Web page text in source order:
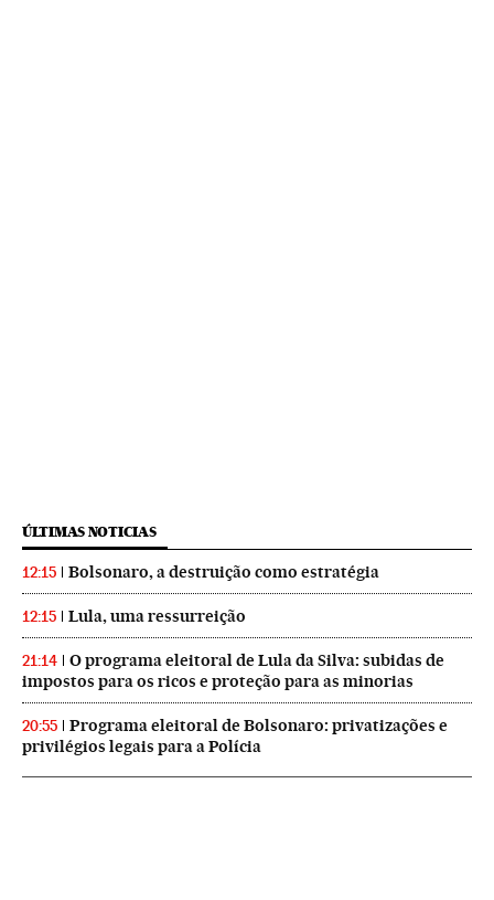
ÚLTIMAS NOTICIAS
12:15 Bolsonaro, a destruição como estratégia
12:15 Lula, uma ressurreição
21:14
O programa eleitoral de Lula da Silva: subidas de
impostos para os ricos e proteção para as minorias
20:55
Programa eleitoral de Bolsonaro: privatizações e
privilégios legais para a Polícia